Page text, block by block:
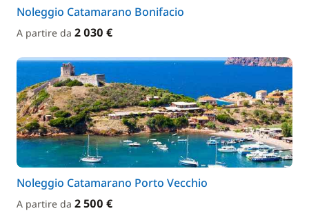
Noleggio Catamarano Bonifacio
A partire da 2 030 €
Noleggio Catamarano Porto Vecchio
A partire da 2 500 €